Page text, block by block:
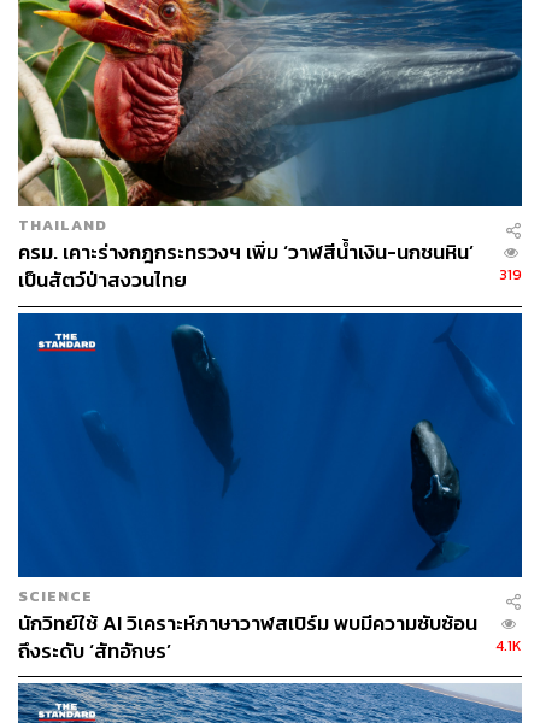
อ้างอิง:
https://www.reuters.com/lifestyle/science/toothed-wh
ales-sound-production-is-all-nose-2023-03-02/​
https://www.japantimes.co.jp/news/2023/03/03/world/
science-health-world/toothed-whales-sound-producti
on/?utm_term=Autofeed&utm_medium=Social&utm_
source=Twitter#Echobox=1677910772
TAGS: สัตว์ทะเล โลมา
วาฬ
สัตว์เลี้ยงลูกด้วยนม วาฬเพชฌฆาต
1.4K
ABOUT THE AUTHOR
เว็บมาสเตอร์ Paipibat.com ผู้คอยศึกษา
ค้นคว้าเฝ้าดูความเป็นไปของโลกและจักรวาล
โดยเฉพาะทางวิทยาศาสตร์ ฟิสิกส์ และ
เฝ้าโลก’
THAILAND
ครม. เคาะร่างกฎกระทรวงฯ เพิ่ม ‘วาฬสีน้ำเงิน-นกชนหิน’
เป็นสัตว์ป่าสงวนไทย
319
SCIENCE
นักวิทย์ใช้ AI วิเคราะห์ภาษาวาฬสเปิร์ม พบมีความ​ซับซ้อน​
ถึงระดับ​ ‘สัทอักษร’
4.1K